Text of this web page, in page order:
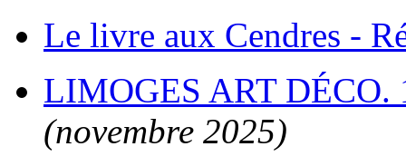
Le livre aux Cendres -
LIMOGES ART
(novembre 2025)